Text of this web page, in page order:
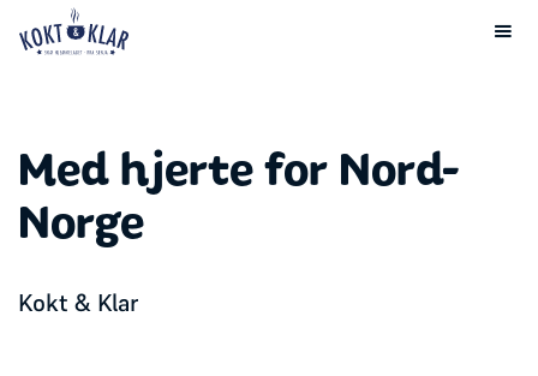
Med hjerte for Nord-
Norge
Kokt & Klar